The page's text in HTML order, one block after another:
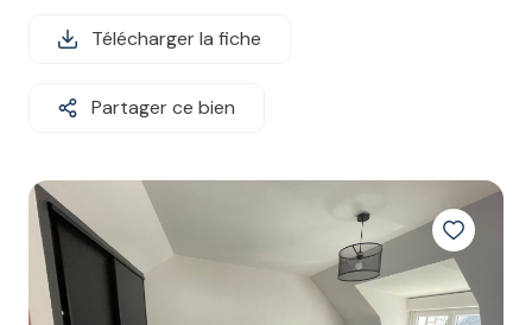
LOUERTélécharger la fiche
Partager ce bien